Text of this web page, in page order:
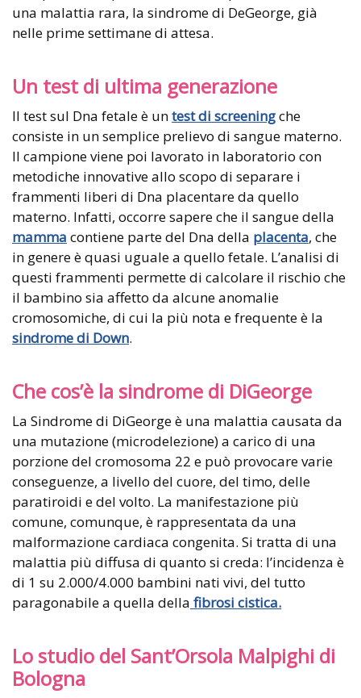
una malattia rara, la sindrome di DeGeorge, già
nelle prime settimane di attesa.
Un test di ultima generazione
Il test sul Dna fetale è untest di screeningche
consiste in un semplice prelievo di sangue materno.
Il campione viene poi lavorato in laboratorio con
metodiche innovative allo scopo di separare i
frammenti liberi di Dna placentare da quello
materno. Infatti, occorre sapere che il sangue della
mamma contiene parte del Dna della placenta, che
in genere è quasi uguale a quello fetale. L’analisi di
questi frammenti permette di calcolare il rischio che
il bambino sia affetto da alcune anomalie
cromosomiche, di cui la più nota e frequente è la
sindrome di Down.
Che cos’è la sindrome di DiGeorge
La Sindrome di DiGeorge è una malattia causata da
una mutazione (microdelezione) a carico di una
porzione del cromosoma 22 e può provocare varie
conseguenze, a livello del cuore, del timo, delle
paratiroidi e del volto. La manifestazione più
comune, comunque, è rappresentata da una
malformazione cardiaca congenita. Si tratta di una
malattia più diffusa di quanto si creda: l’incidenza è
di 1 su 2.000/4.000 bambini nati vivi, del tutto
paragonabile a quella della fibrosi cistica.
Lo studio del Sant’Orsola Malpighi di
Bologna